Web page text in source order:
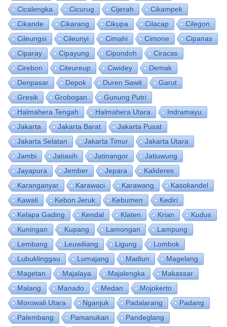
Cicalengka
Cicurug Cijerah
Cikampek
Cikande
Cikarang Cikupa Cilacap
Cilegon
Cileungsi
Cileunyi Cimahi Cimone
Cipanas
Ciparay
Cipayung Cipondoh
Ciracas
Cirebon
Citeureup Ciwidey
Demak
Denpasar
Depok Duren Sawit
Garut
Gresik
Grobogan
Gunung Putri
Halmahera Tengah
Halmahera Utara
Indramayu
Jakarta
Jakarta Barat
Jakarta Pusat
Jakarta Selatan
Jakarta Timur
Jakarta Utara
Jambi
Jatiasih Jatinangor
Jatiuwung
Jayapura
Jember Jepara
Kalideres
Karanganyar
Karawaci Karawang
Kasokandel
Kawali
Kebon Jeruk Kebumen
Kediri
Kelapa Gading
Kendal Klaten Krian
Kudus
Kuningan
Kupang Lamongan
Lampung
Lembang
Leuwiliang Ligung
Lombok
Lubuklinggau
Lumajang Madiun
Magelang
Magetan
Majalaya Majalengka
Makassar
Malang
Manado Medan
Mojokerto
Morowali Utara
Nganjuk Padalarang
Padang
Palembang
Pamanukan
Pandeglang